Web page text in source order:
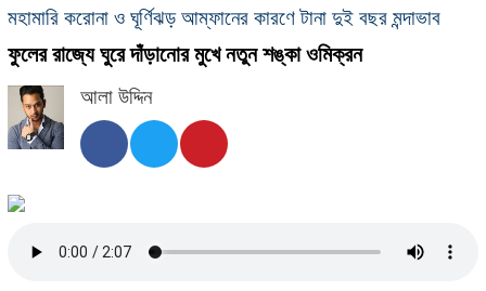
মহামারি করোনা ও ঘূর্ণিঝড় আম্ফানের কারণে টানা দুই বছর মন্দাভাব
ফুলের রাজ্যে ঘুরে দাঁড়ানোর মুখে নতুন শঙ্কা ওমিক্রন
আলা উদ্দিন